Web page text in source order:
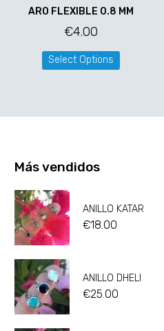
ARO FLEXIBLE 0.8 MM
€4.00
Select Options
Más vendidos
ANILLO KATAR
€18.00
ANILLO DHELI
€25.00